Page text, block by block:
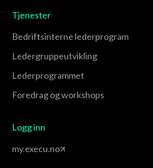
Tjenester
Bedriftsinterne lederprogram
Leder­gruppe­utvikling
Leder­programmet
Foredrag og workshops
Logg inn
my.execu.no